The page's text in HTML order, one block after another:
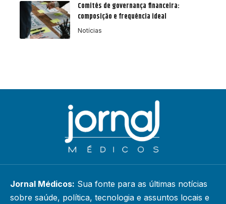
Comitês de governança financeira:
composição e frequência ideal
Notícias
Jornal Médicos: Sua fonte para as últimas notícias
sobre saúde, política, tecnologia e assuntos locais e